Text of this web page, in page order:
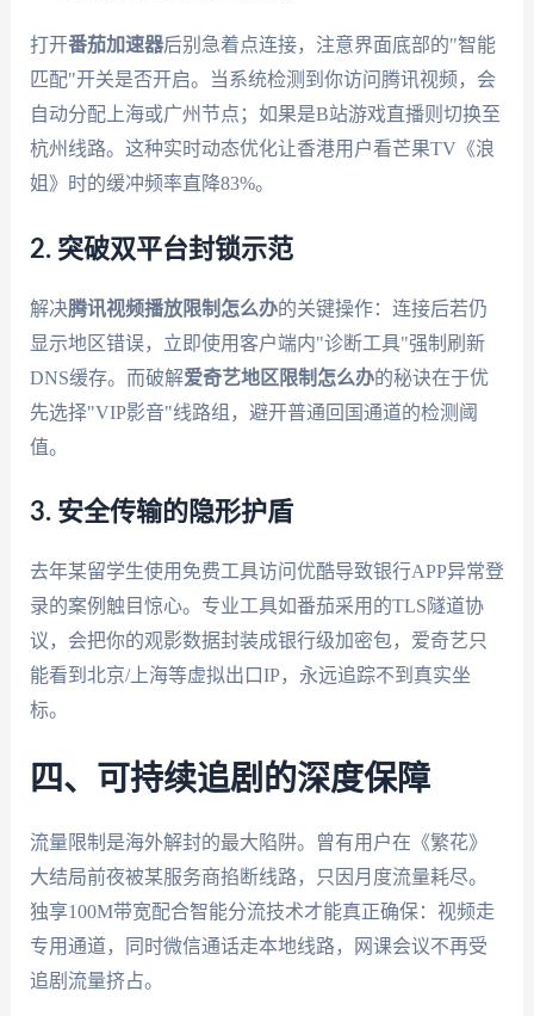
打开番茄加速器后别急着点连接，注意界面底部的"智能
匹配"开关是否开启。当系统检测到你访问腾讯视频，会
自动分配上海或广州节点；如果是B站游戏直播则切换至
杭州线路。这种实时动态优化让香港用户看芒果TV《浪
姐》时的缓冲频率直降83%。
2. 突破双平台封锁示范
解决腾讯视频播放限制怎么办的关键操作：连接后若仍
显示地区错误，立即使用客户端内"诊断工具"强制刷新
DNS缓存。而破解爱奇艺地区限制怎么办的秘诀在于优
先选择"VIP影音"线路组，避开普通回国通道的检测阈
值。
3. 安全传输的隐形护盾
去年某留学生使用免费工具访问优酷导致银行APP异常登
录的案例触目惊心。专业工具如番茄采用的TLS隧道协
议，会把你的观影数据封装成银行级加密包，爱奇艺只
能看到北京/上海等虚拟出口IP，永远追踪不到真实坐
标。
四、可持续追剧的深度保障
流量限制是海外解封的最大陷阱。曾有用户在《繁花》
大结局前夜被某服务商掐断线路，只因月度流量耗尽。
独享100M带宽配合智能分流技术才能真正确保：视频走
专用通道，同时微信通话走本地线路，网课会议不再受
追剧流量挤占。